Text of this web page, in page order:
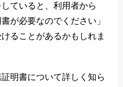
ていると、利用者から
が必要なのでください」
ることがあるかもしれま
明書について詳しく知ら